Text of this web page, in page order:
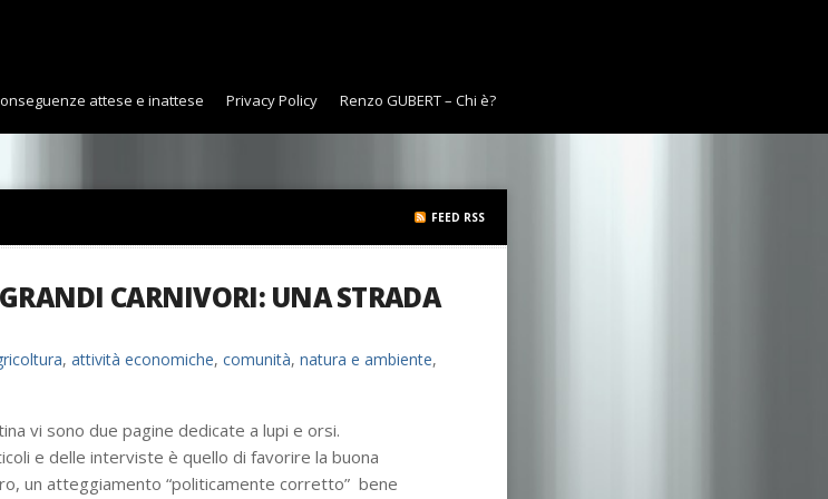
attese e inattese Privacy Policy Renzo GUBERT – Chi è?
FEED RSS
CARNIVORI: UNA STRADA
, attività economiche, comunità, natura e ambiente,
vi sono due pagine dedicate a lupi e orsi.
e delle interviste è quello di favorire la buona
un atteggiamento “politicamente corretto” bene